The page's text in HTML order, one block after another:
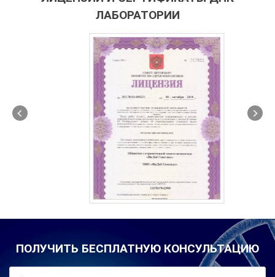
ЛАБОРАТОРИИ
ПОЛУЧИТЬ БЕСПЛАТНУЮ КОНСУЛЬТАЦИЮ